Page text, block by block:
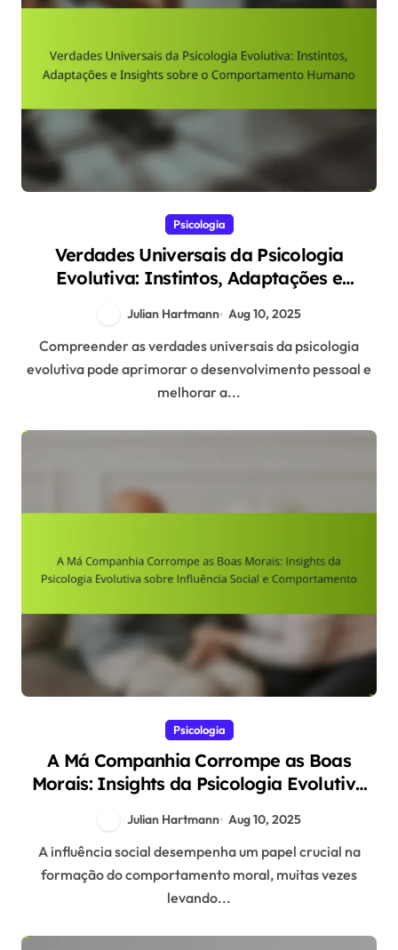
Psicologia
Verdades Universais da Psicologia
Evolutiva: Instintos, Adaptações e
Humano
Julian Hartmann Aug 10, 2025
Compreender as verdades universais da psicologia
evolutiva pode aprimorar o desenvolvimento pessoal e
melhorar a...
Psicologia
A Má Companhia Corrompe as Boas
Morais: Insights da Psicologia Evolutiva
Julian Hartmann Aug 10, 2025
A influência social desempenha um papel crucial na
formação do comportamento moral, muitas vezes
levando...